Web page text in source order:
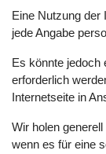
Eine Nutzung der
jede Angabe
Es könnte jedoch
erforderlich
Internetseite in
Wir holen
wenn es für eine